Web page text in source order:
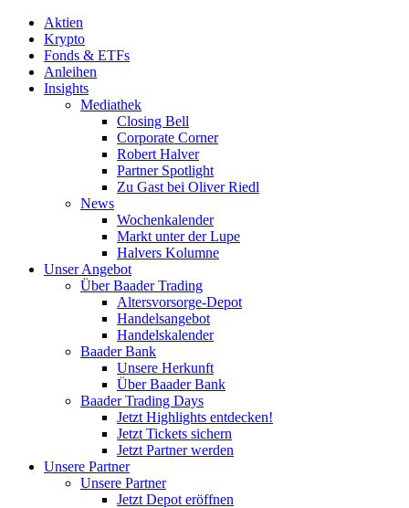
Aktien
Krypto
Fonds & ETFs
Anleihen
Insights
Mediathek
Closing Bell
Corporate Corner
Robert Halver
Partner Spotlight
Zu Gast bei Oliver Riedl
News
Wochenkalender
Markt unter der Lupe
Halvers Kolumne
Unser Angebot
Über Baader Trading
Altersvorsorge-Depot
Handelsangebot
Handelskalender
Baader Bank
Unsere Herkunft
Über Baader Bank
Baader Trading Days
Jetzt Highlights entdecken!
Jetzt Tickets sichern
Jetzt Partner werden
Unsere Partner
Unsere Partner
Jetzt Depot eröffnen